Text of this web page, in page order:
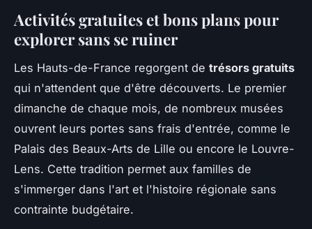
Activités gratuites et bons plans pour
explorer sans se ruiner
Les Hauts-de-France regorgent de trésors gratuits
qui n'attendent que d'être découverts. Le premier
dimanche de chaque mois, de nombreux musées
ouvrent leurs portes sans frais d'entrée, comme le
Palais des Beaux-Arts de Lille ou encore le Louvre-
Lens. Cette tradition permet aux familles de
s'immerger dans l'art et l'histoire régionale sans
contrainte budgétaire.